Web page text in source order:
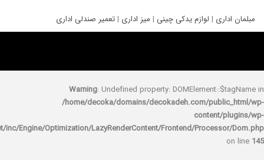
|لوازم یدکی چینی|میز اداری| تعمیر صندلی اداری
Warning: Undefined property:
/home/decoka/domains/decokadeh.com/
rocket/inc/Engine/Optimization/LazyRenderContent/Frontend/